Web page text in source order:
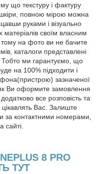
що текстуру і фактуру
повною мірою можна
руками і візуально
своїм власним
на фото ви не бачите
каталоги представлені
ми гарантуємо, що
на 100% підходити і
зазначеної
як Ви оформите замовлення
все розповість та
цікавлять Вас. Залиште
за контактними номерами,
сайті.
8 PRO
ТУТ